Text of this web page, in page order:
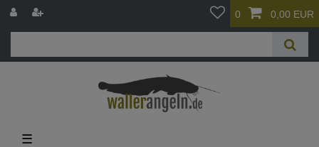
0 0,00 EUR
☰